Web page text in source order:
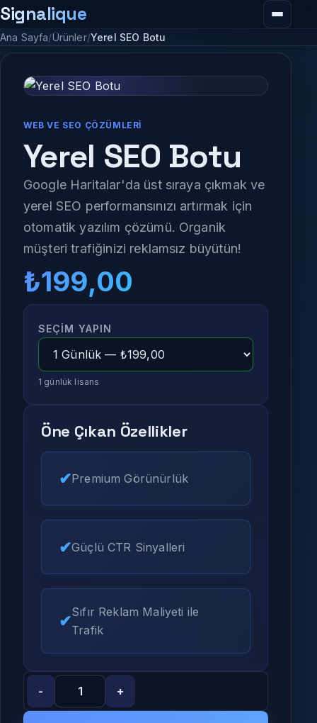
Signalique
Ana Sayfa Ürünler Yerel SEO Botu
WEB VE SEO ÇÖZÜMLERI
Yerel SEO Botu
Google Haritalar'da üst sıraya çıkmak ve
yerel SEO performansınızı artırmak için
otomatik yazılım çözümü. Organik
müşteri trafiğinizi reklamsız büyütün!
₺199,00
SEÇIM YAPIN
1 günlük lisans
Öne Çıkan Özellikler
Premium Görünürlük
Güçlü CTR Sinyalleri
Sıfır Reklam Maliyeti ile
Trafik
- +